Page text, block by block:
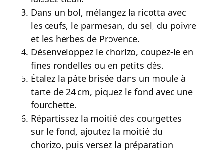
Dans un bol, mélangez la ricotta avec
les œufs, le parmesan, du sel, du poivre
et les herbes de Provence.
Désenveloppez le chorizo, coupez-le en
fines rondelles ou en petits dés.
Étalez la pâte brisée dans un moule à
tarte de 24 cm, piquez le fond avec une
fourchette.
Répartissez la moitié des courgettes
sur le fond, ajoutez la moitié du
chorizo, puis versez la préparation